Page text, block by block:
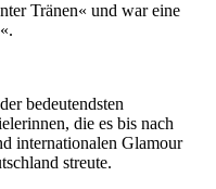
Tränen« und war eine
bedeutendsten
die es bis nach
internationalen Glamour
streute.